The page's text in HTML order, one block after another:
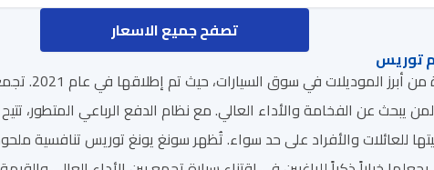
تصفح جميع الاسعار
توريس
تُعد سيارة
لمن يبحث عن الفخامة والأداء العالي. مع نظام الدفع الرباعي
للعائلات والأفراد على حد سواء. تُظهر سونغ يونغ توريس تنافسية